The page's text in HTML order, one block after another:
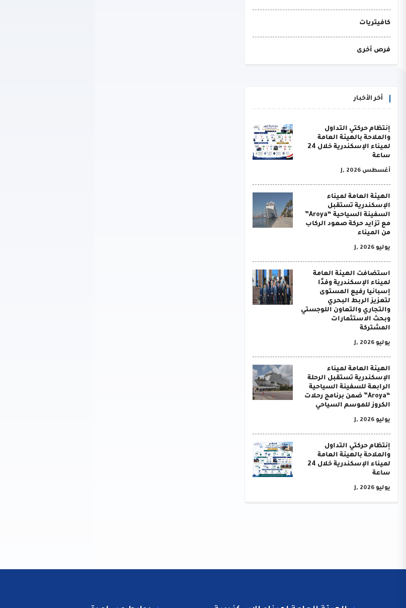
كافيتريات
فرص أخرى
أخر الأخبار
إنتظام حركتي التداول
والملاحة بالهيئة العامة
لميناء الإسكندرية خلال 24
ساعة
أغسطس J, 2026
الهيئة العامة لميناء
الإسكندرية تستقبل
السفينة السياحية “Aroya”
مع تزايد حركة صعود الركاب
من الميناء
يوليو J, 2026
استضافت الهيئة العامة
لميناء الإسكندرية وفدًا
إسبانيا رفيع المستوى
لتعزيز الربط البحري
والتجاري والتعاون اللوجستي
وبحث الاستثمارات
المشتركة
يوليو J, 2026
الهيئة العامة لميناء
الإسكندرية تستقبل الرحلة
الرابعة للسفينة السياحية
“Aroya” ضمن برنامج رحلات
الكروز للموسم السياحي
يوليو J, 2026
إنتظام حركتي التداول
والملاحة بالهيئة العامة
لميناء الإسكندرية خلال 24
ساعة
يوليو J, 2026